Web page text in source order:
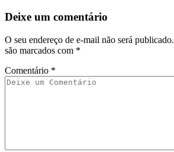
Deixe um comentário
O seu endereço de e-mail não será publicado.
são marcados com *
Comentário *